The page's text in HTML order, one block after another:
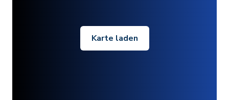
Karte laden